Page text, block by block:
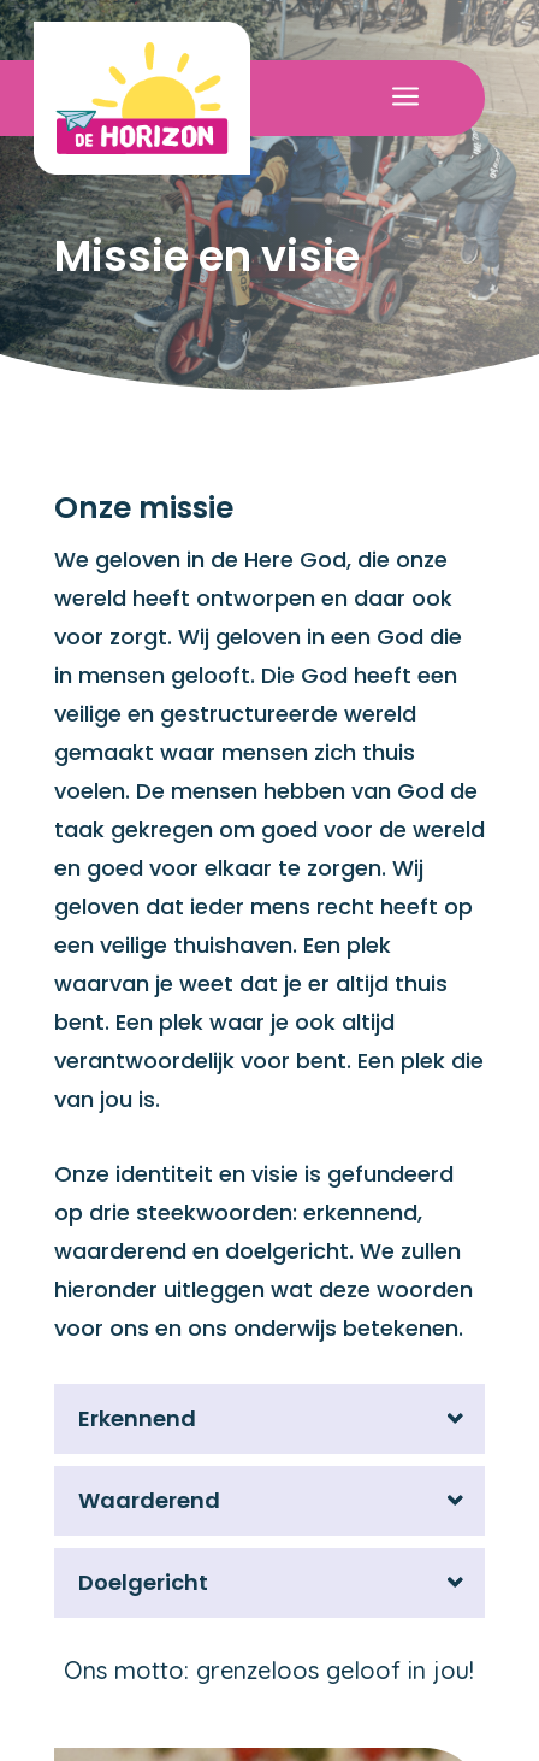
a
Missie en visie
Onze missie
We geloven in de Here God, die onze
wereld heeft ontworpen en daar ook
voor zorgt. Wij geloven in een God die
in mensen gelooft. Die God heeft een
veilige en gestructureerde wereld
gemaakt waar mensen zich thuis
voelen. De mensen hebben van God de
taak gekregen om goed voor de wereld
en goed voor elkaar te zorgen. Wij
geloven dat ieder mens recht heeft op
een veilige thuishaven. Een plek
waarvan je weet dat je er altijd thuis
bent. Een plek waar je ook altijd
verantwoordelijk voor bent. Een plek die
van jou is.
Onze identiteit en visie is gefundeerd
op drie steekwoorden: erkennend,
waarderend en doelgericht. We zullen
hieronder uitleggen wat deze woorden
voor ons en ons onderwijs betekenen.
Erkennend
Waarderend
Doelgericht
Ons motto: grenzeloos geloof in jou!